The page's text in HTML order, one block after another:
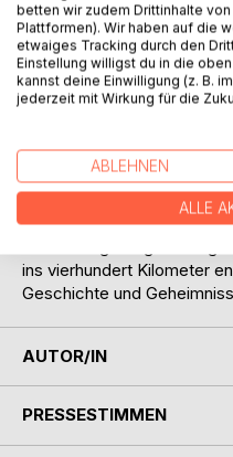
BESCHREIBUNG
Sonja lebt zufrieden in
einer angeblichen Cousine
Familientreffen, obwohl
ins vierhundert Kilometer
Geschichte und
AUTOR/IN
PRESSESTIMMEN
betten wir zudem Drittinhalte
Plattformen). Wir haben auf die
etwaiges Tracking durch den
Einstellung willigst du in die
kannst deine Einwilligung (z. B.
jederzeit mit Wirkung für die
ABLEHNEN
ALLE